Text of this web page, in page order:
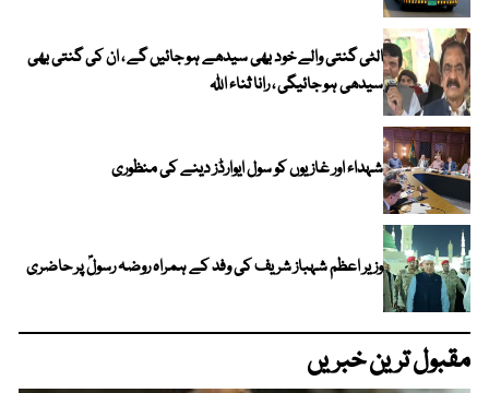
الٹی گنتی والے خود بھی سیدھے ہو جائیں گے ، ان کی گنتی بھی
سیدھی ہو جائیگی ، رانا ثناء اللہ
شہداء اور غازیوں کو سول ایوارڈز دینے کی منظوری
وزیر اعظم شہباز شریف کی وفد کے ہمراہ روضہ رسولؐ پر حاضری
مقبول ترین خبریں